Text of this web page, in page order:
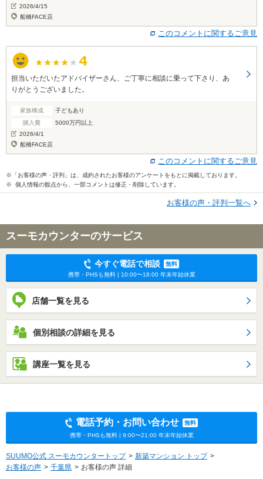
2026/4/15
船橋FACE店
このコメントに関するご意見
担当いただいたアドバイザーさん、ご丁寧に相談に乗って下さり、あ
りがとうございました。
家族構成
子どもあり
購入費
5000万円以上
2026/4/1
船橋FACE店
このコメントに関するご意見
※「お客様の声・評判」は、成約されたお客様のアンケートをもとに掲載しております。
※ 個人情報の観点から、一部コメントは修正・削除しています。
お客様の声・評判一覧へ
スーモカウンターのサービス
今すぐ電話で相談
無料
携帯・PHSも無料 | 10:00〜18:00 年末年始休業
店舗一覧を見る
個別相談の詳細を見る
講座一覧を見る
電話予約・お問い合わせ
無料
携帯・PHSも無料 | 9:00〜21:00 年末年始休業
SUUMO公式 スーモカウンタートップ
新築マンション トップ
お客様の声
千葉県 お客様の声 詳細